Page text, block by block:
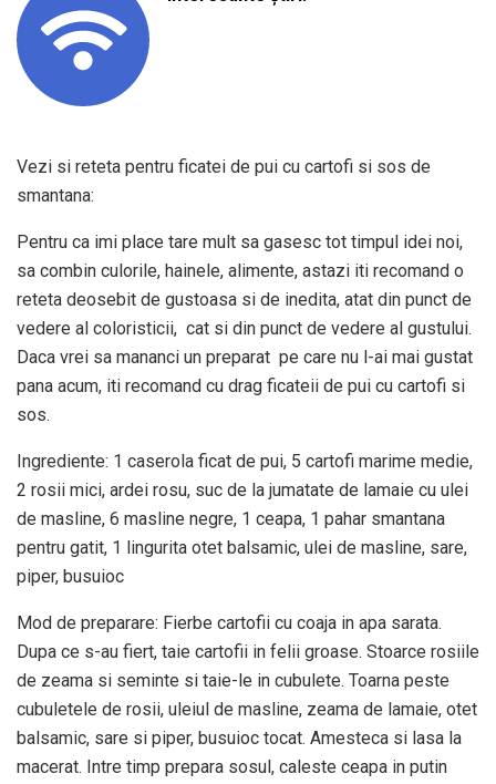
Vezi si reteta pentru ficatei de pui cu cartofi si sos de
smantana:
Pentru ca imi place tare mult sa gasesc tot timpul idei noi,
sa combin culorile, hainele, alimente, astazi iti recomand o
reteta deosebit de gustoasa si de inedita, atat din punct de
vedere al coloristicii, cat si din punct de vedere al gustului.
Daca vrei sa mananci un preparat pe care nu l-ai mai gustat
pana acum, iti recomand cu drag ficateii de pui cu cartofi si
sos.
Ingrediente: 1 caserola ficat de pui, 5 cartofi marime medie,
2 rosii mici, ardei rosu, suc de la jumatate de lamaie cu ulei
de masline, 6 masline negre, 1 ceapa, 1 pahar smantana
pentru gatit, 1 lingurita otet balsamic, ulei de masline, sare,
piper, busuioc
Mod de preparare: Fierbe cartofii cu coaja in apa sarata.
Dupa ce s-au fiert, taie cartofii in felii groase. Stoarce rosiile
de zeama si seminte si taie-le in cubulete. Toarna peste
cubuletele de rosii, uleiul de masline, zeama de lamaie, otet
balsamic, sare si piper, busuioc tocat. Amesteca si lasa la
macerat. Intre timp prepara sosul, caleste ceapa in putin